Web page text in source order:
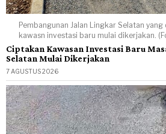
Pembangunan Jalan Lingkar Selatan
kawasn investasi baru mulai dikerjakan.
Ciptakan Kawasan Investasi Baru
Selatan Mulai Dikerjakan
7 AGUSTUS 2026